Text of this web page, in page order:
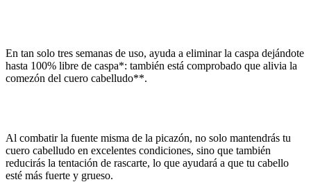
En tan solo tres semanas de uso, ayuda a eliminar la caspa dejándote
hasta 100% libre de caspa*: también está comprobado que alivia la
comezón del cuero cabelludo**.
Al combatir la fuente misma de la picazón, no solo mantendrás tu
cuero cabelludo en excelentes condiciones, sino que también
reducirás la tentación de rascarte, lo que ayudará a que tu cabello
esté más fuerte y grueso.